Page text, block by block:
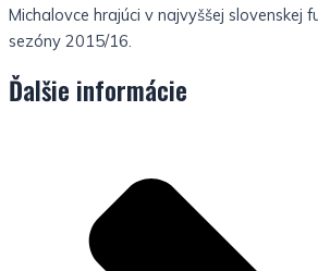
Michalovce hrajúci v najvyššej slovenskej
sezóny 2015/16.
Ďalšie informácie